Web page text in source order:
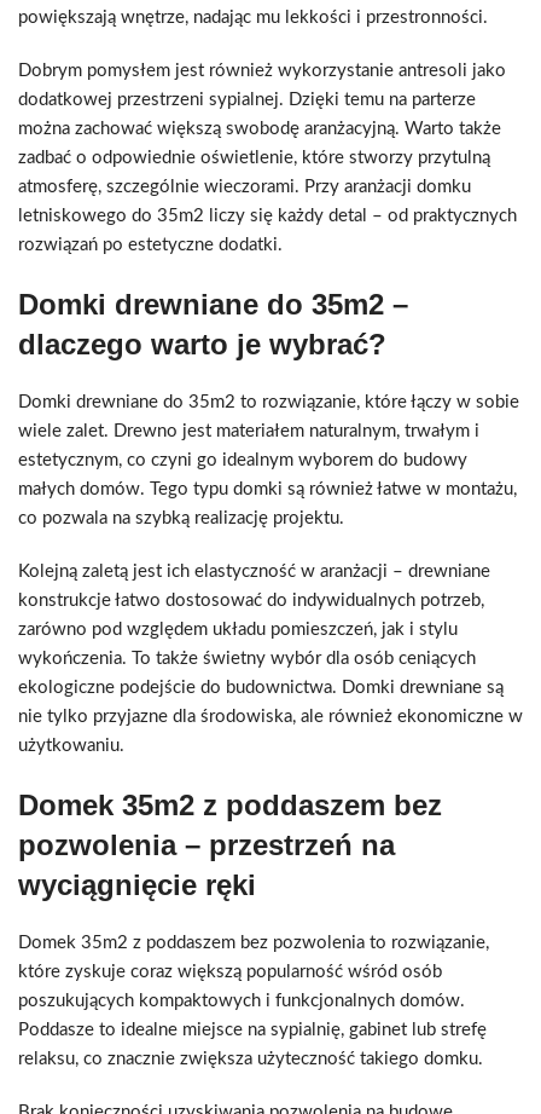
powiększają wnętrze, nadając mu lekkości i przestronności.
Dobrym pomysłem jest również wykorzystanie antresoli jako
dodatkowej przestrzeni sypialnej. Dzięki temu na parterze
można zachować większą swobodę aranżacyjną. Warto także
zadbać o odpowiednie oświetlenie, które stworzy przytulną
atmosferę, szczególnie wieczorami. Przy aranżacji domku
letniskowego do 35m2 liczy się każdy detal – od praktycznych
rozwiązań po estetyczne dodatki.
Domki drewniane do 35m2 –
dlaczego warto je wybrać?
Domki drewniane do 35m2 to rozwiązanie, które łączy w sobie
wiele zalet. Drewno jest materiałem naturalnym, trwałym i
estetycznym, co czyni go idealnym wyborem do budowy
małych domów. Tego typu domki są również łatwe w montażu,
co pozwala na szybką realizację projektu.
Kolejną zaletą jest ich elastyczność w aranżacji – drewniane
konstrukcje łatwo dostosować do indywidualnych potrzeb,
zarówno pod względem układu pomieszczeń, jak i stylu
wykończenia. To także świetny wybór dla osób ceniących
ekologiczne podejście do budownictwa. Domki drewniane są
nie tylko przyjazne dla środowiska, ale również ekonomiczne w
użytkowaniu.
Domek 35m2 z poddaszem bez
pozwolenia – przestrzeń na
wyciągnięcie ręki
Domek 35m2 z poddaszem bez pozwolenia to rozwiązanie,
które zyskuje coraz większą popularność wśród osób
poszukujących kompaktowych i funkcjonalnych domów.
Poddasze to idealne miejsce na sypialnię, gabinet lub strefę
relaksu, co znacznie zwiększa użyteczność takiego domku.